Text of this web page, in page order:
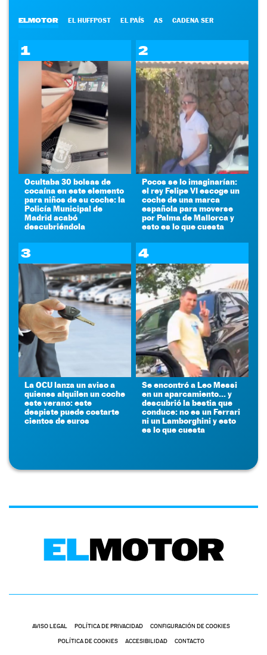
ELMOTOR EL HUFFPOST EL PAÍS AS CADENA SER
1
Ocultaba 30 bolsas de
cocaína en este elemento
para niños de su coche: la
Policía Municipal de
Madrid acabó
descubriéndola
2
Pocos se lo imaginarían:
el rey Felipe VI escoge un
coche de una marca
española para moverse
por Palma de Mallorca y
esto es lo que cuesta
3
La OCU lanza un aviso a
quienes alquilen un coche
este verano: este
despiste puede costarte
cientos de euros
4
Se encontró a Leo Messi
en un aparcamiento... y
descubrió la bestia que
conduce: no es un Ferrari
ni un Lamborghini y esto
es lo que cuesta
AVISO LEGAL POLÍTICA DE PRIVACIDAD CONFIGURACIÓN DE COOKIES
POLÍTICA DE COOKIES ACCESIBILIDAD CONTACTO